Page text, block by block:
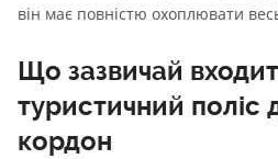
він має повністю охоплювати
Що зазвичай
туристичний поліс
кордон